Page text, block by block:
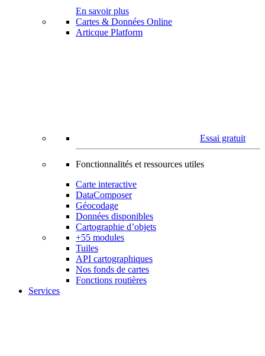
En savoir plus
Cartes & Données Online
Articque Platform
Essai gratuit
Fonctionnalités et ressources utiles
Carte interactive
DataComposer
Géocodage
Données disponibles
Cartographie d’objets
+55 modules
Tuiles
API cartographiques
Nos fonds de cartes
Fonctions routières
Services